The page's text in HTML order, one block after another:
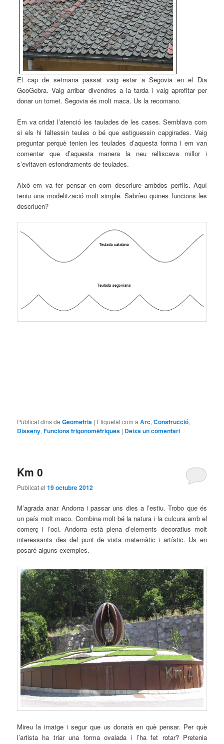
El cap de setmana passat vaig estar a Segovia en el Dia
GeoGebra. Vaig arribar divendres a la tarda i vaig aprofitar per
donar un tomet. Segovia és molt maca. Us la recomano.
Em va cridat l’atenció les taulades de les cases. Semblava com
si els hi faltessin teules o bé que estiguessin capgirades. Vaig
preguntar perquè tenien les teulades d’aquesta forma i em van
comentar que d’aquesta manera la neu relliscava millor i
s’evitaven esfondraments de teulades.
Això em va fer pensar en com descriure ambdos perfils. Aquí
teniu una modelització molt simple. Sabríeu quines funcions les
descriuen?
Publicat dins de Geometria | Etiquetat com a Arc,Construcció,
Disseny,Funcions trigonomètriques | Deixa un comentari
Km 0
Publicat el19 octubre 2012
M’agrada anar Andorra i passar uns dies a l’estiu. Trobo que és
un país molt maco. Combina molt bé la natura i la culcura amb el
comerç i l’oci. Andorra està plena d’elements decoratius molt
interessants des del punt de vista matemàtic i artístic. Us en
posaré alguns exemples.
Mireu la imatge i segur que us donarà en què pensar. Per què
l’artista ha triar una forma ovalada i l’ha fet rotar? Pretenia